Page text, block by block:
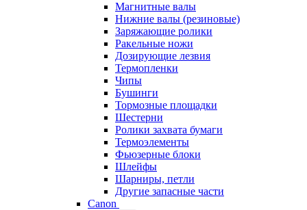
Магнитные валы
Нижние валы (резиновые)
Заряжающие ролики
Ракельные ножи
Дозирующие лезвия
Термопленки
Чипы
Бушинги
Тормозные площадки
Шестерни
Ролики захвата бумаги
Термоэлементы
Фьюзерные блоки
Шлейфы
Шарниры, петли
Другие запасные части
Canon